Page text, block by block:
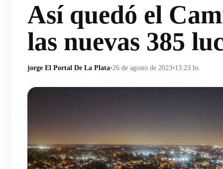
Así quedó el
las nuevas 385
jorge El Portal De La Plata•26 de agosto de 2023•13:23 hs